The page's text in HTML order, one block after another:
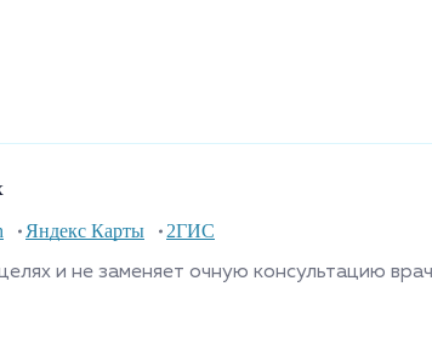
Яндекс Карты 2ГИС
и не заменяет очную консультацию